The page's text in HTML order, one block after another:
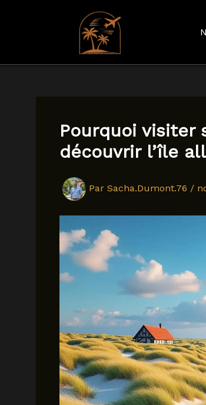
Aller
Pourquoi visiter
découvrir l’île
Par Sacha.Dumont.76 /